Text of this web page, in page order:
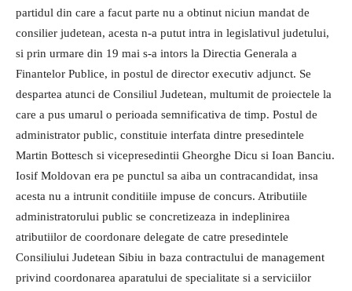
partidul din care a facut parte nu a obtinut niciun mandat de
consilier judetean, acesta n-a putut intra in legislativul judetului,
si prin urmare din 19 mai s-a intors la Directia Generala a
Finantelor Publice, in postul de director executiv adjunct. Se
despartea atunci de Consiliul Judetean, multumit de proiectele la
care a pus umarul o perioada semnificativa de timp. Postul de
administrator public, constituie interfata dintre presedintele
Martin Bottesch si vicepresedintii Gheorghe Dicu si Ioan Banciu.
Iosif Moldovan era pe punctul sa aiba un contracandidat, insa
acesta nu a intrunit conditiile impuse de concurs. Atributiile
administratorului public se concretizeaza in indeplinirea
atributiilor de coordonare delegate de catre presedintele
Consiliului Judetean Sibiu in baza contractului de management
privind coordonarea aparatului de specialitate si a serviciilor